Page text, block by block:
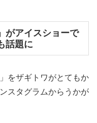
がアイスショーで
話題に
をザギトワがとてもか
スタグラムからうかが